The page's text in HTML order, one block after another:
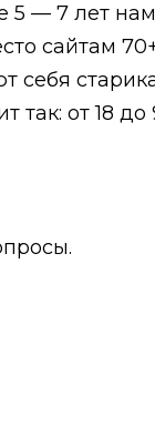
5 — 7 лет
сайтам
так: от 18 до